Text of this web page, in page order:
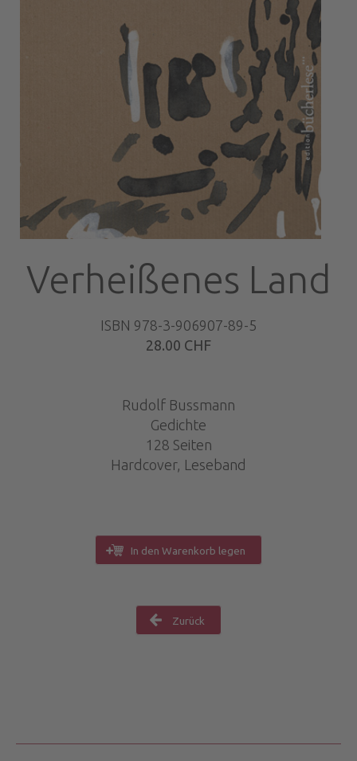
Verheißenes Land
ISBN 978-3-906907-89-5
28.00 CHF
Rudolf Bussmann
Gedichte
128 Seiten
Hardcover, Leseband
In den Warenkorb legen
Zurück